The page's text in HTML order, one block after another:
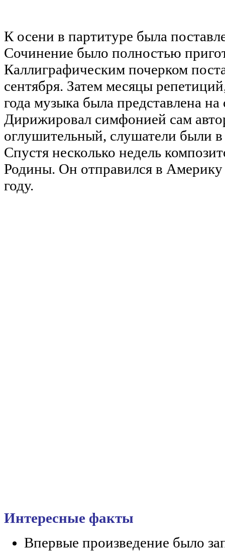
К осени в партитуре была
Сочинение было полностью
Каллиграфическим почерком
сентября. Затем месяцы
года музыка была представлена на
Дирижировал симфонией сам
оглушительный, слушатели были
Спустя несколько недель
Родины. Он отправился в
году.
Интересные факты
Впервые произведение было